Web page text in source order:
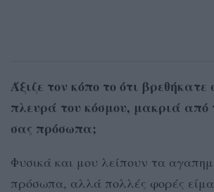
Άξιζε τον κόπο το ότι
πλευρά του κόσμου, μακριά
σας πρόσωπα;
Φυσικά και μου λείπουν τα
πρόσωπα, αλλά πολλές φορές